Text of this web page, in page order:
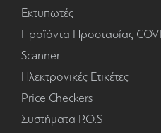
Εκτυπωτές
Προϊόντα Προστασίας
Scanner
Ηλεκτρονικές Ετικέτες
Price Checkers
Συστήματα P.O.S